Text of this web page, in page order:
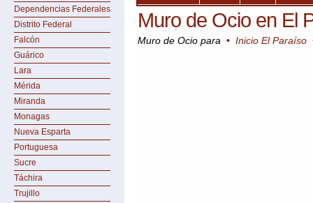
Dependencias Federales
Distrito Federal
Falcón
Guárico
Lara
Mérida
Miranda
Monagas
Nueva Esparta
Portuguesa
Sucre
Táchira
Trujillo
Muro de Ocio en El
Muro de Ocio para • Inicio El Paraíso